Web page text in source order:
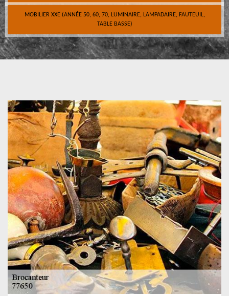
MOBILIER XXE (ANNÉE 50, 60, 70, LUMINAIRE, LAMPADAIRE, FAUTEUIL,
TABLE BASSE)